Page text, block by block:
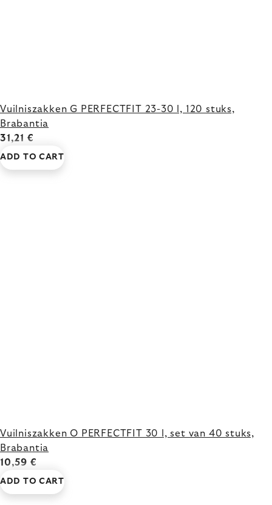
Vuilniszakken G PERFECTFIT 23-30 l, 120 stuks,
Brabantia
31,21 €
ADD TO CART
Vuilniszakken O PERFECTFIT 30 l, set van 40 stuks,
Brabantia
10,59 €
ADD TO CART